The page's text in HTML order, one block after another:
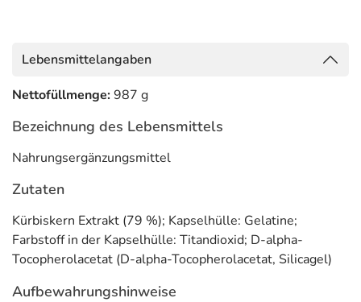
Lebensmittelangaben
Nettofüllmenge:987 g
Bezeichnung des Lebensmittels
Nahrungsergänzungsmittel
Zutaten
Kürbiskern Extrakt (79 %); Kapselhülle: Gelatine;
Farbstoff in der Kapselhülle: Titandioxid; D-alpha-
Tocopherolacetat (D-alpha-Tocopherolacetat, Silicagel)
Aufbewahrungshinweise